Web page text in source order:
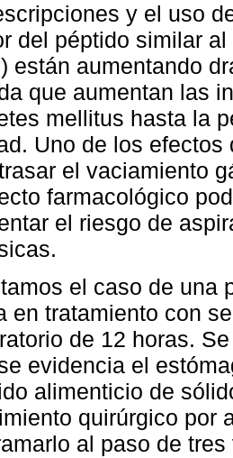
y el uso
del péptido similar
están aumentando
que aumentan las
mellitus hasta la
Uno de los
el vaciamiento
farmacológico
el riesgo de
el caso de una
en tratamiento con
de 12 horas.
evidencia el
alimenticio de
quirúrgico por
al paso de